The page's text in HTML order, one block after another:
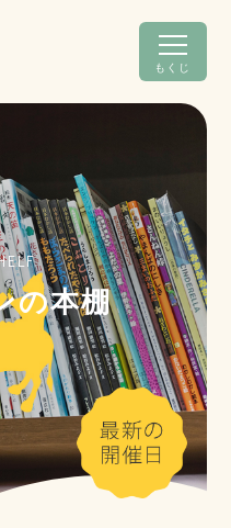
もくじ
の本棚